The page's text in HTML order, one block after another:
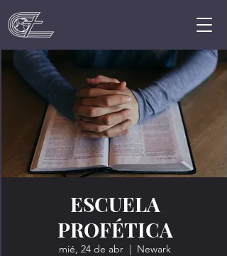
ESCUELA
PROFÉTICA
mié, 24 de abr
  |
Newark